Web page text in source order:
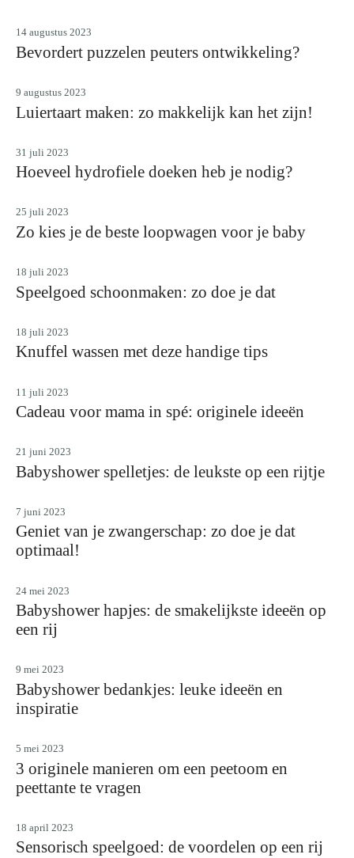
14 augustus 2023
Bevordert puzzelen peuters ontwikkeling?
9 augustus 2023
Luiertaart maken: zo makkelijk kan het zijn!
31 juli 2023
Hoeveel hydrofiele doeken heb je nodig?
25 juli 2023
Zo kies je de beste loopwagen voor je baby
18 juli 2023
Speelgoed schoonmaken: zo doe je dat
18 juli 2023
Knuffel wassen met deze handige tips
11 juli 2023
Cadeau voor mama in spé: originele ideeën
21 juni 2023
Babyshower spelletjes: de leukste op een rijtje
7 juni 2023
Geniet van je zwangerschap: zo doe je dat
optimaal!
24 mei 2023
Babyshower hapjes: de smakelijkste ideeën op
een rij
9 mei 2023
Babyshower bedankjes: leuke ideeën en
inspiratie
5 mei 2023
3 originele manieren om een peetoom en
peettante te vragen
18 april 2023
Sensorisch speelgoed: de voordelen op een rij